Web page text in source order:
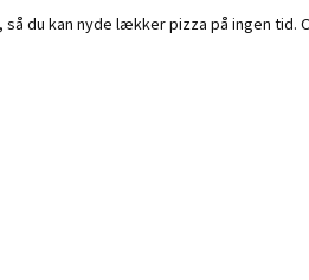
du kan nyde lækker pizza på ingen tid.